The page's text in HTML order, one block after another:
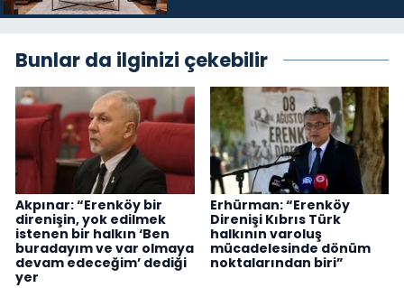
Bunlar da ilginizi çekebilir
Akpınar: “Erenköy bir
direnişin, yok edilmek
istenen bir halkın ‘Ben
buradayım ve var olmaya
devam edeceğim’ dediği
yer
Erhürman: “Erenköy
Direnişi Kıbrıs Türk
halkının varoluş
mücadelesinde dönüm
noktalarından biri”